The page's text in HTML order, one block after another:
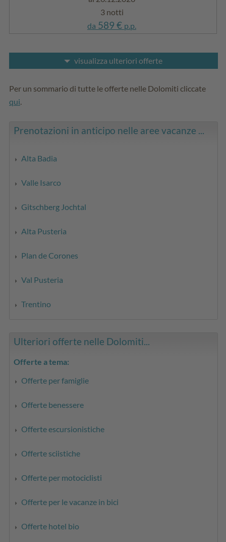
3 notti
da 589 € p.p.
visualizza ulteriori offerte
Per un sommario di tutte le offerte nelle Dolomiti cliccate
qui.
Prenotazioni in anticipo nelle aree vacanze ...
Alta Badia
Valle Isarco
Gitschberg Jochtal
Alta Pusteria
Plan de Corones
Val Pusteria
Trentino
Ulteriori offerte nelle Dolomiti...
Offerte a tema:
Offerte per famiglie
Offerte benessere
Offerte escursionistiche
Offerte sciistiche
Offerte per motociclisti
Offerte per le vacanze in bici
Offerte hotel bio